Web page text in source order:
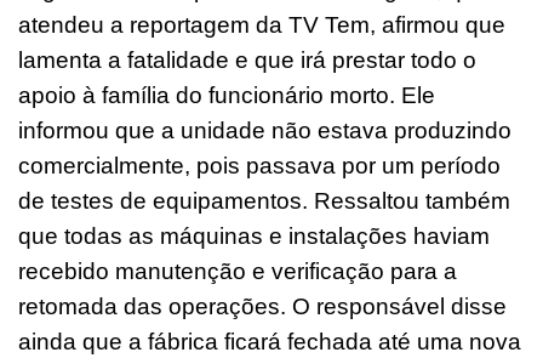
atendeu a reportagem da TV Tem, afirmou que
lamenta a fatalidade e que irá prestar todo o
apoio à família do funcionário morto. Ele
informou que a unidade não estava produzindo
comercialmente, pois passava por um período
de testes de equipamentos. Ressaltou também
que todas as máquinas e instalações haviam
recebido manutenção e verificação para a
retomada das operações. O responsável disse
ainda que a fábrica ficará fechada até uma nova